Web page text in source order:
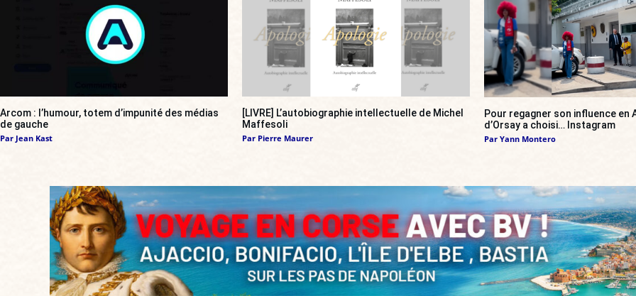
Arcom : l’humour, totem d’impunité des médias
de gauche
Par Jean Kast
[LIVRE] L’autobiographie intellectuelle de Michel
Maffesoli
Par Pierre Maurer
Pour regagner son influence en
d’Orsay a choisi… Instagram
Par Yann Montero